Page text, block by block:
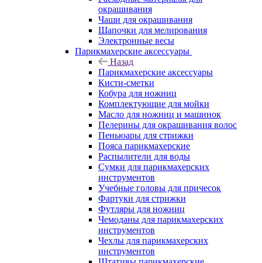
окрашивания
Чаши для окрашивания
Шапочки для мелирования
Электронные весы
Парикмахерские аксессуары
Назад
Парикмахерские аксессуары
Кисти-сметки
Кобура для ножниц
Комплектующие для мойки
Масло для ножниц и машинок
Пелерины для окрашивания волос
Пеньюары для стрижки
Пояса парикмахерские
Распылители для воды
Сумки для парикмахерских
инструментов
Учебные головы для причесок
Фартуки для стрижки
Футляры для ножниц
Чемоданы для парикмахерских
инструментов
Чехлы для парикмахерских
инструментов